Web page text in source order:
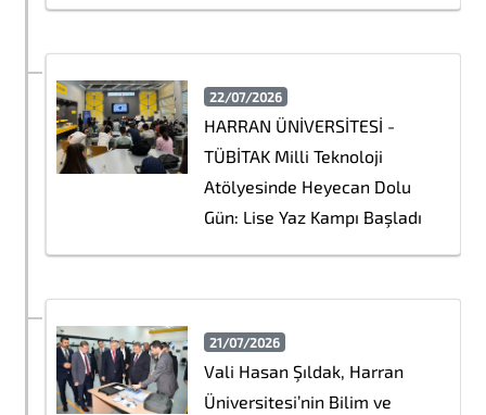
22/07/2026
HARRAN ÜNİVERSİTESİ -
TÜBİTAK Milli Teknoloji
Atölyesinde Heyecan Dolu
Gün: Lise Yaz Kampı Başladı
21/07/2026
Vali Hasan Şıldak, Harran
Üniversitesi’nin Bilim ve